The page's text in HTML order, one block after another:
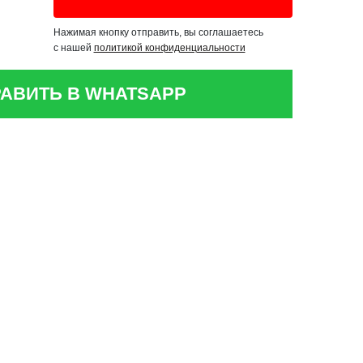
Нажимая кнопку отправить, вы соглашаетесь
с нашей политикой конфиденциальности
В WHATSAPP